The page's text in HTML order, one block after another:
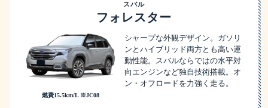
スバル
フォレスター
燃費15.5km/L ※JC08
シャープな外観デザイン。ガソリ
ンとハイブリッド両方とも高い運
動性能。スバルならではの水平対
向エンジンなど独自技術搭載。オ
ン・オフロードを力強く走る。